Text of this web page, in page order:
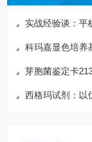
实战经验谈：平
科玛嘉显色培养
芽胞菌鉴定卡
西格玛试剂：以